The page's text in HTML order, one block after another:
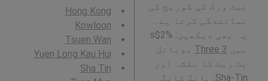
نیٹ ورک کی کوریج کی
نمائندگی کرتا ہے۔
یہ بھی دیکھیں: %2$s
میں
3 Three
موبائل
بٹ ریٹ کا نقشہ اور
Sha-Tin, ہانگ کانگ
Hong Kong
Kowloon
Tsuen Wan
Yuen Long Kau Hui
Sha Tin